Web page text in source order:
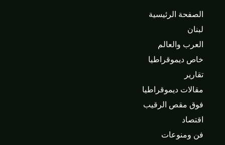
الصفحة الرئيسية
لبنان
العرب والعالم
خاص ديموقراطيا
تقارير
مقالات ديموقراطيا
فوق مقص الرقيب
اقتصاد
فن ومنوعات